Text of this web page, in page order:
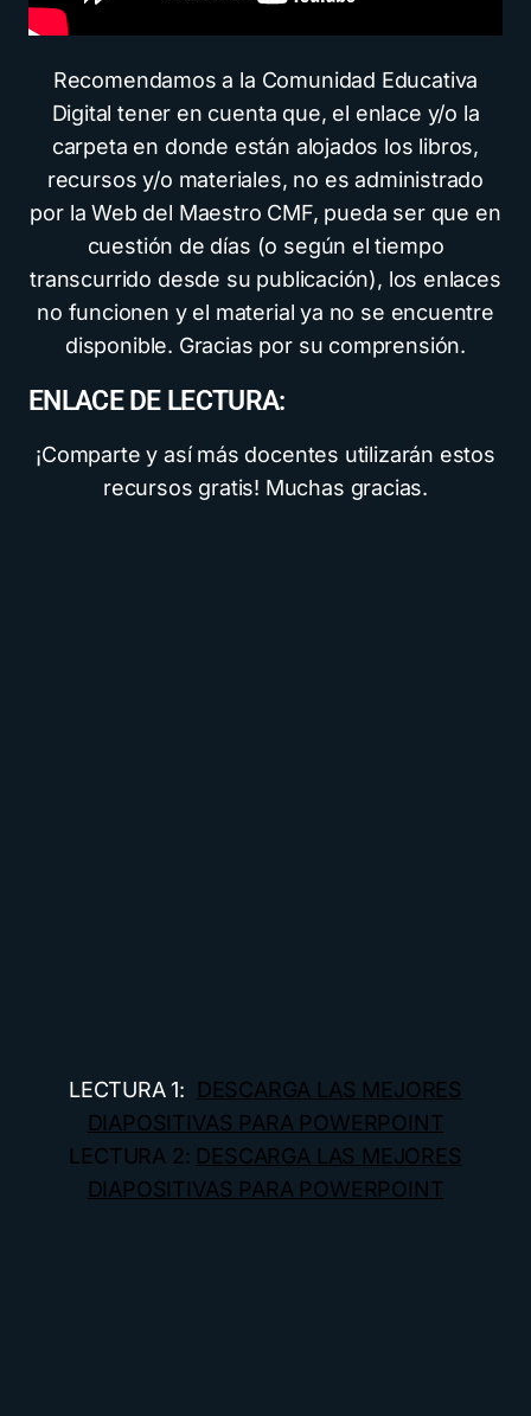
Recomendamos a la Comunidad Educativa
Digital tener en cuenta que, el enlace y/o la
carpeta en donde están alojados los libros,
recursos y/o materiales, no es administrado
por la Web del Maestro CMF, pueda ser que en
cuestión de días (o según el tiempo
transcurrido desde su publicación), los enlaces
no funcionen y el material ya no se encuentre
disponible. Gracias por su comprensión.
ENLACE DE LECTURA:
¡Comparte y así más docentes utilizarán estos
recursos gratis! Muchas gracias.
LECTURA 1:
DESCARGA LAS MEJORES
DIAPOSITIVAS PARA POWERPOINT
LECTURA 2: DESCARGA LAS MEJORES
DIAPOSITIVAS PARA POWERPOINT